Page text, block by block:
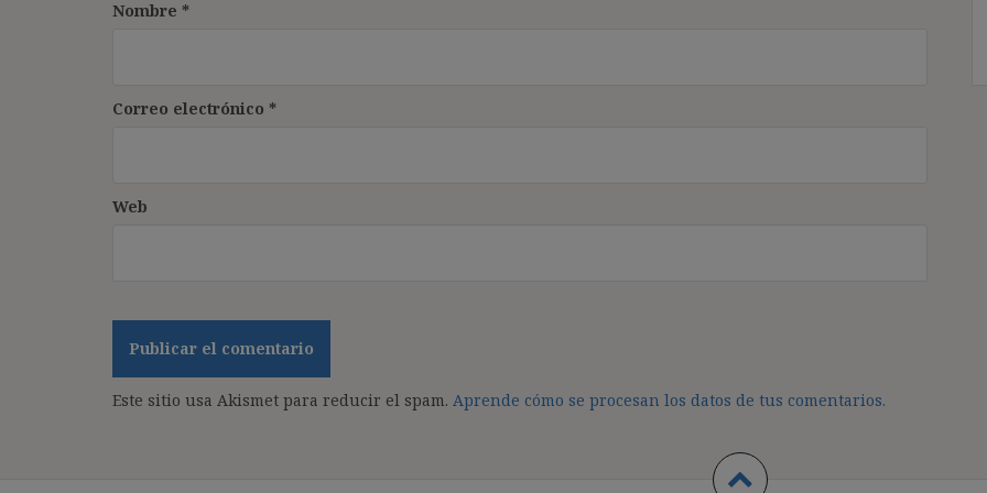
Nombre *
Correo electrónico *
Web
Este sitio usa Akismet para reducir el spam. Aprende cómo se procesan los datos de tus comentarios.